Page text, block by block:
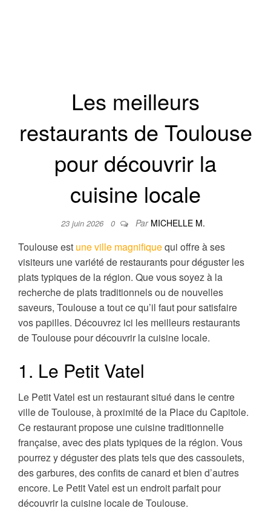
ÉVÈNEMENTS
Les meilleurs
restaurants de Toulouse
pour découvrir la
cuisine locale
23 juin 2026 0 Par MICHELLE M.
Toulouse est une ville magnifiquequi offre à ses
visiteurs une variété de restaurants pour déguster les
plats typiques de la région. Que vous soyez à la
recherche de plats traditionnels ou de nouvelles
saveurs, Toulouse a tout ce qu’il faut pour satisfaire
vos papilles. Découvrez ici les meilleurs restaurants
de Toulouse pour découvrir la cuisine locale.
1. Le Petit Vatel
Le Petit Vatel est un restaurant situé dans le centre
ville de Toulouse, à proximité de la Place du Capitole.
Ce restaurant propose une cuisine traditionnelle
française, avec des plats typiques de la région. Vous
pourrez y déguster des plats tels que des cassoulets,
des garbures, des confits de canard et bien d’autres
encore. Le Petit Vatel est un endroit parfait pour
découvrir la cuisine locale de Toulouse.